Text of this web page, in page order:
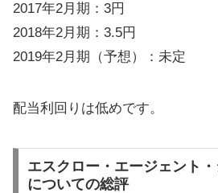
2017年2月期：3円
2018年2月期：3.5円
2019年2月期（予想）：未定
配当利回りは低めです。
エスクロー・エージェント・
についての総評